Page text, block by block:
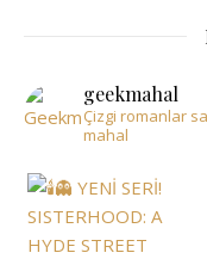
geekmahal
Çizgi romanlar
mahal